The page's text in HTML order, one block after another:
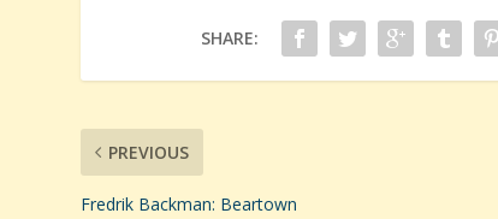
SHARE:
PREVIOUS
Fredrik Backman: Beartown